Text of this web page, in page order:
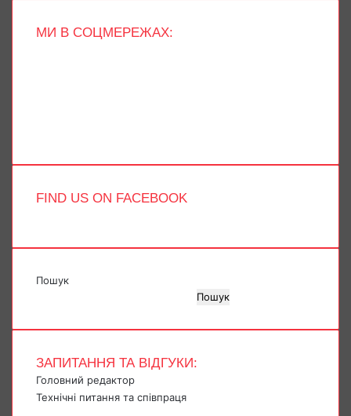
МИ В СОЦМЕРЕЖАХ:
FIND US ON FACEBOOK
Пошук
Пошук
ЗАПИТАННЯ ТА ВІДГУКИ:
Головний редактор
Технічні питання та співпраця